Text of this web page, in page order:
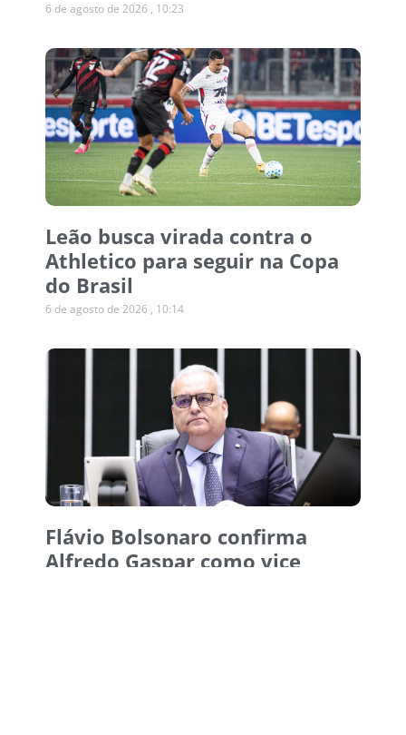
6 de agosto de 2026 10:23
Leão busca virada contra o
Athletico para seguir na Copa
do Brasil
6 de agosto de 2026 10:14
Flávio Bolsonaro confirma
Alfredo Gaspar como vice